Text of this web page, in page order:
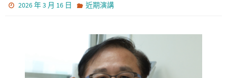
2026 年 3 月 16 日 近期演講